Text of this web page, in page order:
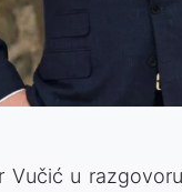
Vučić u